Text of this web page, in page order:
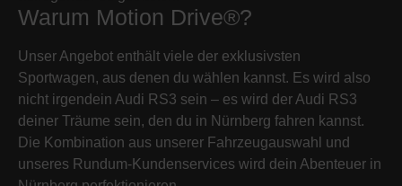
Warum Motion Drive®?
Unser Angebot enthält viele der exklusivsten
Sportwagen, aus denen du wählen kannst. Es wird also
nicht irgendein Audi RS3 sein – es wird der Audi RS3
deiner Träume sein, den du in Nürnberg fahren kannst.
Die Kombination aus unserer Fahrzeugauswahl und
unseres Rundum-Kundenservices wird dein Abenteuer in